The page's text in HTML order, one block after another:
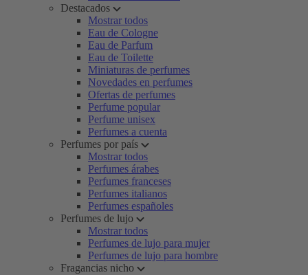
Destacados
Mostrar todos
Eau de Cologne
Eau de Parfum
Eau de Toilette
Miniaturas de perfumes
Novedades en perfumes
Ofertas de perfumes
Perfume popular
Perfume unisex
Perfumes a cuenta
Perfumes por país
Mostrar todos
Perfumes árabes
Perfumes franceses
Perfumes italianos
Perfumes españoles
Perfumes de lujo
Mostrar todos
Perfumes de lujo para mujer
Perfumes de lujo para hombre
Fragancias nicho